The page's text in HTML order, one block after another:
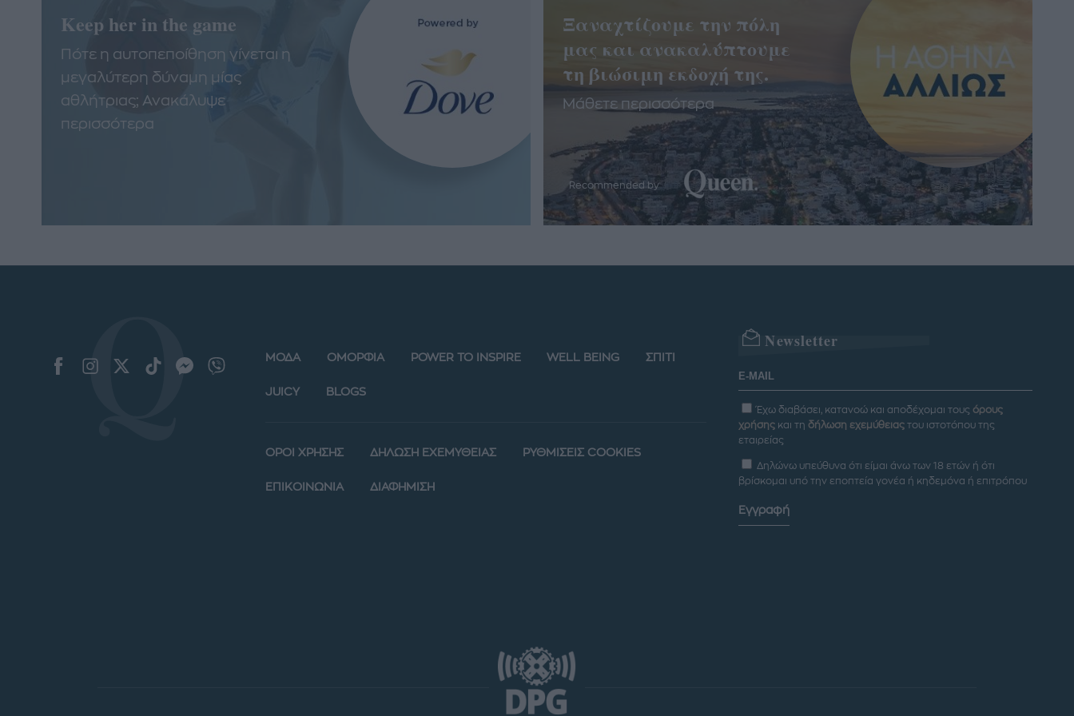
Keep her in the game
Πότε η αυτοπεποίθηση γίνεται η
μεγαλύτερη δύναμη μίας
αθλήτριας; Ανακάλυψε
περισσότερα
Ξαναχτίζουμε την πόλη
μας και ανακαλύπτουμε
τη βιώσιμη εκδοχή της.
Μάθετε περισσότερα
Recommended by
ΜΟΔΑ ΟΜΟΡΦΙΑ POWER TO INSPIRE WELL BEING ΣΠΙΤΙ
JUICY BLOGS
ΟΡΟΙ ΧΡΗΣΗΣ ΔΗΛΩΣΗ ΕΧΕΜΥΘΕΙΑΣ ΡΥΘΜΙΣΕΙΣ COOKIES
ΕΠΙΚΟΙΝΩΝΙΑ ΔΙΑΦΗΜΙΣΗ
Newsletter
Έχω διαβάσει, κατανοώ και αποδέχομαι τους όρους
χρήσης και τη δήλωση εχεμύθειας του ιστοτόπου της
εταιρείας
Δηλώνω υπεύθυνα ότι είμαι άνω των 18 ετών ή ότι
βρίσκομαι υπό την εποπτεία γονέα ή κηδεμόνα ή επιτρόπου
Εγγραφή